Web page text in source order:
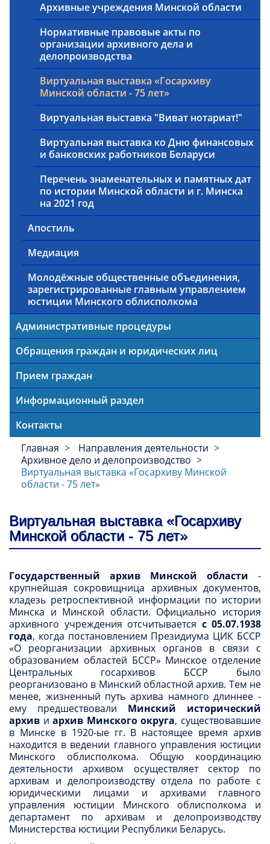
Архивные учреждения Минской области
Нормативные правовые акты по
организации архивного дела и
делопроизводства
Виртуальная выставка «Госархиву
Минской области - 75 лет»
Виртуальная выставка "Виват нотариат!"
Виртуальная выставка ко Дню финансовых
и банковских работников Беларуси
Перечень знаменательных и памятных дат
по истории Минской области и г. Минска
на 2021 год
Апостиль
Медиация
Молодёжные общественные объединения,
зарегистрированные главным управлением
юстиции Минского облисполкома
Административные процедуры
Обращения граждан и юридических лиц
Прием граждан
Информационный раздел
Контакты
Главная
Направления деятельности
Архивное дело и делопроизводство
Виртуальная выставка «Госархиву Минской
области - 75 лет»
Виртуальная выставка «Госархиву
Минской области - 75 лет»
Государственный архив Минской области -
крупнейшая сокровищница архивных документов,
кладезь ретроспективной информации по истории
Минска и Минской области. Официально история
архивного учреждения отсчитывается с 05.07.1938
года, когда постановлением Президиума ЦИК БССР
«О реорганизации архивных органов в связи с
образованием областей БССР» Минское отделение
Центральных госархивов БССР было
реорганизовано в Минский областной архив. Тем не
менее, жизненный путь архива намного длиннее -
ему предшествовали Минский исторический
архив иархив Минского округа, существовавшие
в Минске в 1920-ые гг. В настоящее время архив
находится в ведении главного управления юстиции
Минского облисполкома. Общую координацию
деятельности архивом осуществляет сектор по
архивам и делопроизводству отдела по работе с
юридическими лицами и архивами главного
управления юстиции Минского облисполкома и
департамент по архивам и делопроизводству
Министерства юстиции Республики Беларусь.